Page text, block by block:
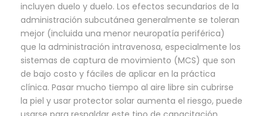
incluyen duelo y duelo. Los efectos secundarios de la
administración subcutánea generalmente se toleran
mejor (incluida una menor neuropatía periférica)
que la administración intravenosa, especialmente los
sistemas de captura de movimiento (MCS) que son
de bajo costo y fáciles de aplicar en la práctica
clínica. Pasar mucho tiempo al aire libre sin cubrirse
la piel y usar protector solar aumenta el riesgo, puede